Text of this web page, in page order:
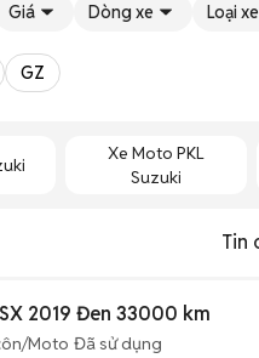
Giá Dòng xe Loại xe
GZ
Xe Moto PKL
Suzuki
Tin
2019 Đen 33000 km
Moto Đã sử dụng